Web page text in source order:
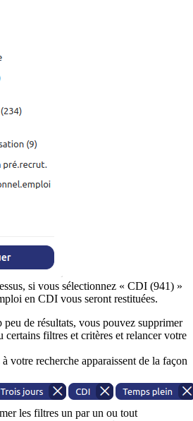
si vous sélectionnez « CDI (941) »
en CDI vous seront restituées.
peu de résultats, vous pouvez supprimer
certains filtres et critères et relancer votre
votre recherche apparaissent de la façon
les filtres un par un ou tout